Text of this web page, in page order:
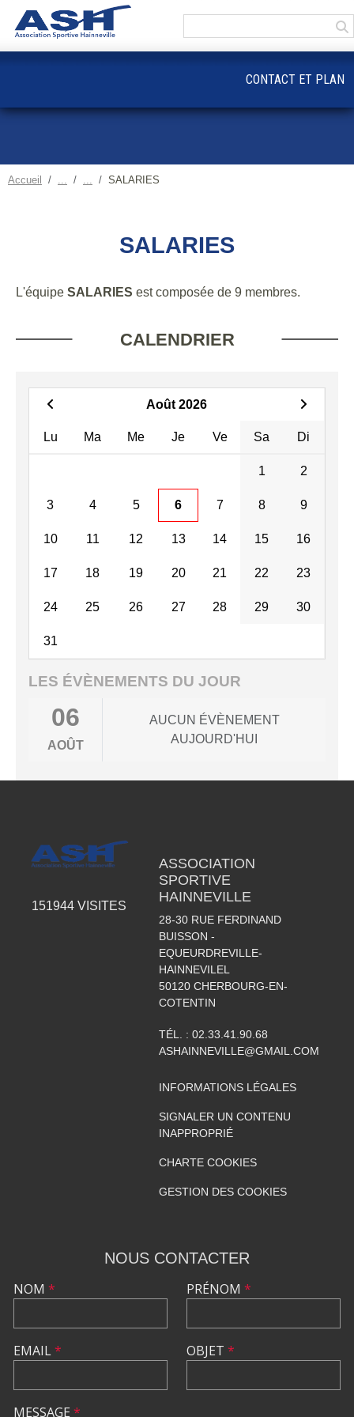
Accueil SALARIES
SALARIES
L'équipe SALARIES est composée de 9 membres.
CALENDRIER
Août 2026
Lu Ma Me Je Ve Sa Di
1 2
3 4 5 6 7 8 9
10 11 12 13 14 15 16
17 18 19 20 21 22 23
24 25 26 27 28 29 30
31
LES ÉVÈNEMENTS DU JOUR
06
AOÛT
AUCUN ÉVÈNEMENT
AUJOURD'HUI
CONTACT ET PLAN
151944 VISITES
ASSOCIATION
SPORTIVE
HAINNEVILLE
28-30 RUE FERDINAND
BUISSON -
EQUEURDREVILLE-
HAINNEVILEL
50120 CHERBOURG-EN-
COTENTIN
TÉL. : 02.33.41.90.68
ASHAINNEVILLE@GMAIL.COM
INFORMATIONS LÉGALES
SIGNALER UN CONTENU
INAPPROPRIÉ
CHARTE COOKIES
GESTION DES COOKIES
NOUS CONTACTER
NOM *
EMAIL*
PRÉNOM *
OBJET *
MESSAGE *
Panneau de gestion des cookies